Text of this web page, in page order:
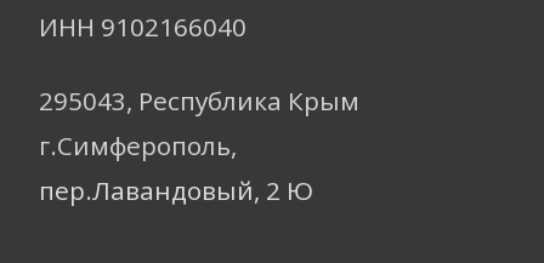
ИНН 9102166040
295043, Республика Крым
г.Симферополь,
пер.Лавандовый, 2 Ю